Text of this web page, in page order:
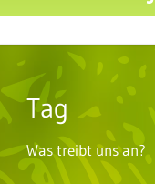
Tag
Was treibt uns an?